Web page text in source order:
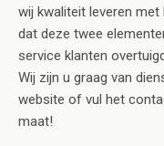
wij kwaliteit leveren met
dat deze twee
service klanten
Wij zijn u graag van
website of vul het
maat!